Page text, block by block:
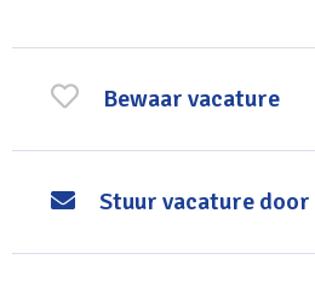
Bewaar vacature
Stuur vacature door